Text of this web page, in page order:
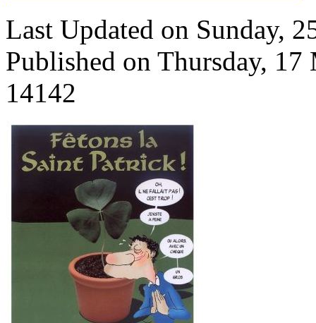
Last Updated on Sunday,
Published on Thursday, 17
14142